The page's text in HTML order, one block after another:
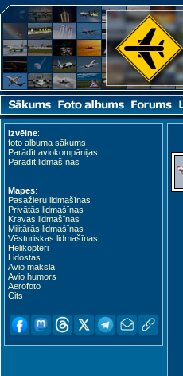
Izvēlne:
foto albuma sākums
Parādīt aviokompānijas
Parādīt lidmašīnas
Mapes:
Pasažieru lidmašīnas
Privātās lidmašīnas
Kravas lidmašīnas
Militārās lidmašīnas
Vēsturiskas lidmašīnas
Helikopteri
Lidostas
Avio māksla
Avio humors
Aerofoto
Cits